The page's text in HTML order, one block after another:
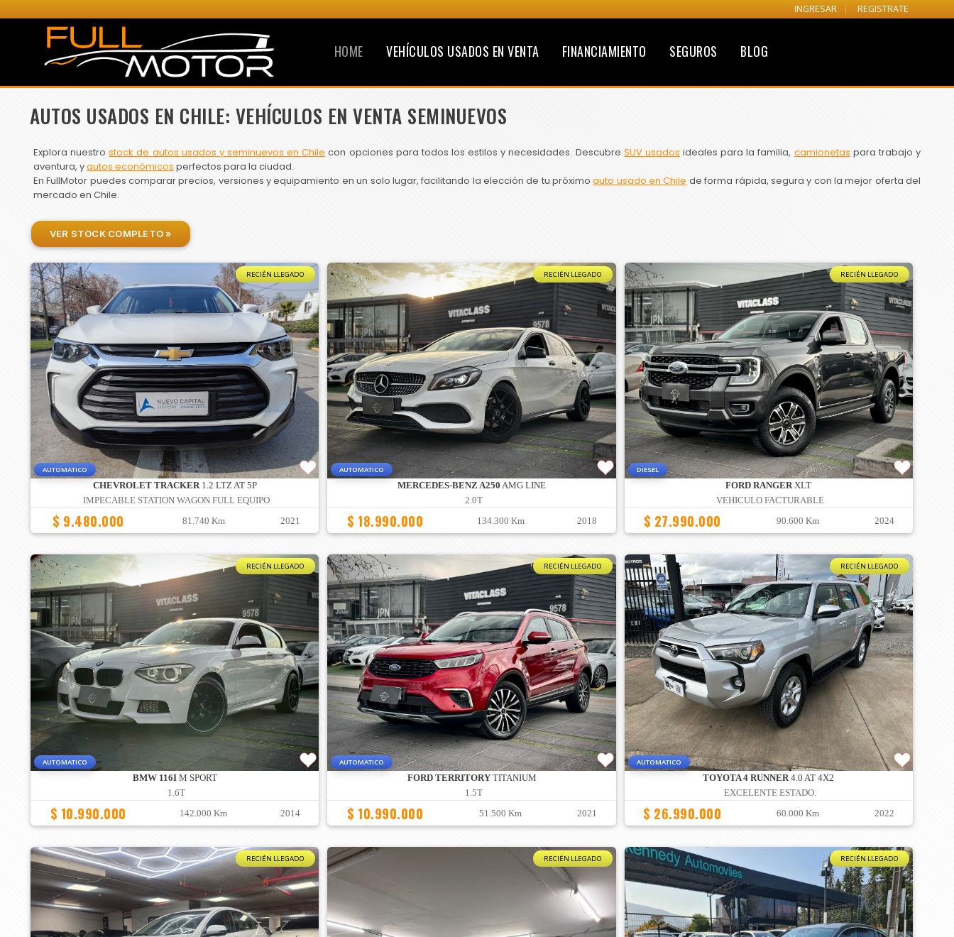
INGRESAR REGISTRATE
HOME VEHÍCULOS USADOS EN VENTA FINANCIAMIENTO SEGUROS BLOG
AUTOS USADOS EN CHILE: VEHÍCULOS EN VENTA SEMINUEVOS
Explora nuestrostock de autos usados y seminuevos en Chile con opciones para todos los estilos y necesidades. Descubre SUV usados ideales para la familia, camionetas para trabajo y
aventura, yautos económicos perfectos para la ciudad.
En FullMotor puedes comparar precios, versiones y equipamiento en un solo lugar, facilitando la elección de tu próximoauto usado en Chile de forma rápida, segura y con la mejor oferta del
mercado en Chile.
VER STOCK COMPLETO »
RECIÉN LLEGADO
AUTOMATICO
CHEVROLET TRACKER1.2 LTZ AT 5P
IMPECABLE STATION WAGON FULL EQUIPO
$ 9.480.000 81.740 Km 2021
RECIÉN LLEGADO
AUTOMATICO
MERCEDES-BENZ A250 AMG LINE
2.0T
$ 18.990.000 134.300 Km 2018
RECIÉN LLEGADO
DIESEL
FORD RANGERXLT
VEHICULO FACTURABLE
$ 27.990.000 90.600 Km 2024
RECIÉN LLEGADO
AUTOMATICO
BMW 116IM SPORT
1.6T
$ 10.990.000 142.000 Km 2014
RECIÉN LLEGADO
AUTOMATICO
FORD TERRITORYTITANIUM
1.5T
$ 10.990.000 51.500 Km 2021
RECIÉN LLEGADO
AUTOMATICO
TOYOTA 4 RUNNER4.0 AT 4X2
EXCELENTE ESTADO.
$ 26.990.000 60.000 Km 2022
RECIÉN LLEGADO RECIÉN LLEGADO RECIÉN LLEGADO